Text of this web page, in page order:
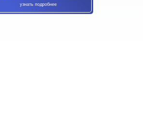
узнать подробнее